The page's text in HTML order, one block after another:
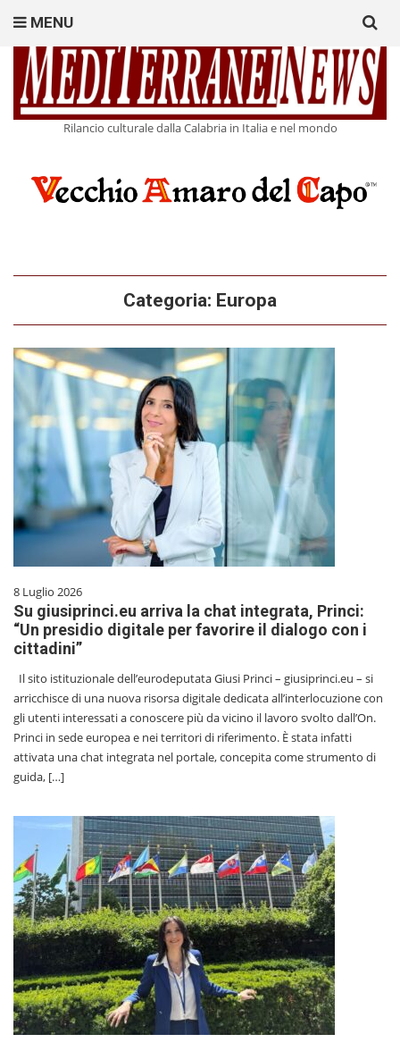
Rilancio culturale dalla Calabria in Italia e nel mondo
MENU
for:
Categoria: Europa
8 Luglio 2026
Su giusiprinci.eu arriva la chat integrata, Princi:
“Un presidio digitale per favorire il dialogo con i
cittadini”
Il sito istituzionale dell’eurodeputata Giusi Princi – giusiprinci.eu – si
arricchisce di una nuova risorsa digitale dedicata all’interlocuzione con
gli utenti interessati a conoscere più da vicino il lavoro svolto dall’On.
Princi in sede europea e nei territori di riferimento. È stata infatti
attivata una chat integrata nel portale, concepita come strumento di
guida, […]